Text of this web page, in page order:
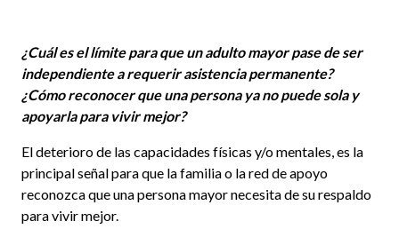
¿Cuál es el límite para que un adulto mayor pase de ser
independiente a requerir asistencia permanente?
¿Cómo reconocer que una persona ya no puede sola y
apoyarla para vivir mejor?
El deterioro de las capacidades físicas y/o mentales, es la
principal señal para que la familia o la red de apoyo
reconozca que una persona mayor necesita de su respaldo
para vivir mejor.